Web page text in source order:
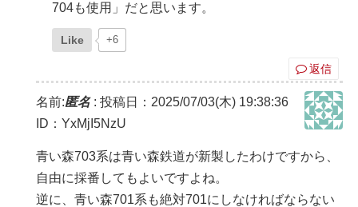
704も使用」だと思います。
Like +6
返信
名前:匿名: 投稿日：2025/07/03(木) 19:38:36
ID：YxMjI5NzU
青い森703系は青い森鉄道が新製したわけですから、
自由に採番してもよいですよね。
逆に、青い森701系も絶対701にしなければならない